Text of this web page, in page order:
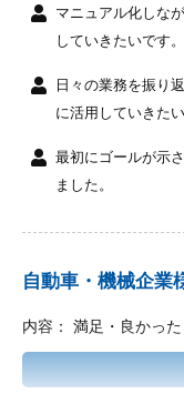
マニュアル化しな
していきたいです。
日々の業務を振り
に活用していきた
最初にゴールが示
ました。
自動車・機械企業
内容： 満足・良かった